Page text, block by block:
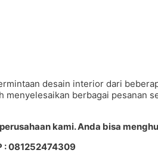
desain interior dari
berbagai
kami. Anda bisa
: 081252474309